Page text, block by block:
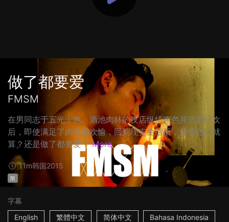
做了都要爱
FMSM
在男同志于五光十色、酒池肉林的夜店纵情声色并恣意狂欢
后，即使满足了肉体的欢愉，回到现实生活后，是否做过就
算？还是做了都要爱？ More
11m韩国2015
限
字幕
English
繁體中文 简体中文 Bahasa Indonesia